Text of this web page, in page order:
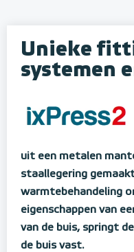
Unieke
systemen
uit een metalen
staallegering
warmtebehandeling
eigenschappen van
van de buis, springt
de buis vast.